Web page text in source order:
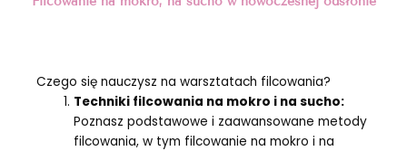
Czego się nauczysz na warsztatach filcowania?
Techniki filcowania na mokro i na sucho:
Poznasz podstawowe i zaawansowane metody
filcowania, w tym filcowanie na mokro i na